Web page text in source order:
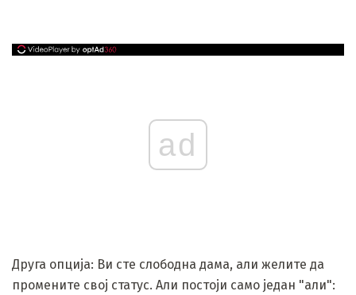
ad
Друга опција: Ви сте слободна дама, али желите да
промените свој статус. Али постоји само један "али":